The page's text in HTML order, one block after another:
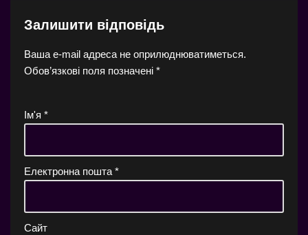
Залишити відповідь
Ваша e-mail адреса не оприлюднюватиметься.
Обов’язкові поля позначені *
Ім'я *
Електронна пошта *
Сайт